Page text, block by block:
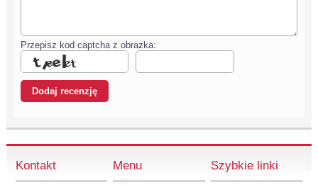
Przepisz kod captcha z obrazka:
Kontakt Menu Szybkie linki